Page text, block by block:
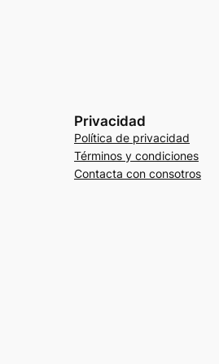
Privacidad
Política de privacidad
Términos y condiciones
Contacta con consotros